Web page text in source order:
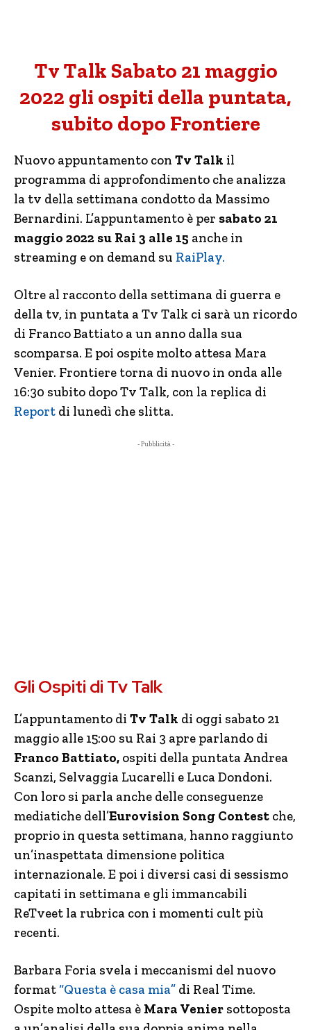
Tv Talk Sabato 21 maggio
2022 gli ospiti della puntata,
subito dopo Frontiere
Nuovo appuntamento con Tv Talk il
programma di approfondimento che analizza
la tv della settimana condotto da Massimo
Bernardini. L’appuntamento è per sabato 21
maggio 2022 su Rai 3 alle 15 anche in
streaming e on demand su RaiPlay.
Oltre al racconto della settimana di guerra e
della tv, in puntata a Tv Talk ci sarà un ricordo
di Franco Battiato a un anno dalla sua
scomparsa. E poi ospite molto attesa Mara
Venier. Frontiere torna di nuovo in onda alle
16:30 subito dopo Tv Talk, con la replica di
Report di lunedì che slitta.
- Pubblicità -
Gli Ospiti di Tv Talk
L’appuntamento di Tv Talk di oggi sabato 21
maggio alle 15:00 su Rai 3 apre parlando di
Franco Battiato, ospiti della puntata Andrea
Scanzi, Selvaggia Lucarelli e Luca Dondoni.
Con loro si parla anche delle conseguenze
mediatiche dell’Eurovision Song Contest che,
proprio in questa settimana, hanno raggiunto
un’inaspettata dimensione politica
internazionale. E poi i diversi casi di sessismo
capitati in settimana e gli immancabili
ReTveet la rubrica con i momenti cult più
recenti.
Barbara Foria svela i meccanismi del nuovo
format“Questa è casa mia” di Real Time.
Ospite molto attesa è Mara Venier sottoposta